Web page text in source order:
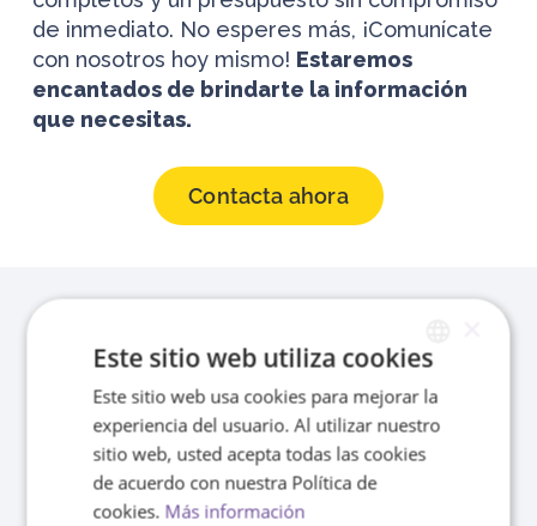
de inmediato. No esperes más, ¡Comunícate
con nosotros hoy mismo! Estaremos
encantados de brindarte la información
que necesitas.
Contacta ahora
Bonadea, Servicio S8686/S8687
acreditado por los Servicios sociales en
SPANISH
ENGLISH
Este sitio web utiliza cookies
Este sitio web usa cookies para mejorar la
experiencia del usuario. Al utilizar nuestro
sitio web, usted acepta todas las cookies
de acuerdo con nuestra Política de
cookies. Más información